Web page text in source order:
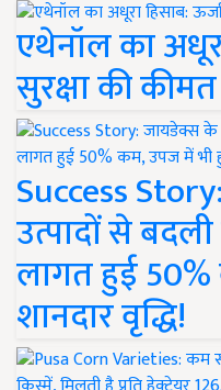
एथेनॉल का
सुरक्षा की
Success
उत्पादों से
लागत हुई
शानदार वृद्धि!